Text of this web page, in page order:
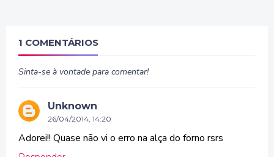
1 COMENTÁRIOS
Sinta-se à vontade para comentar!
Unknown
26/04/2014, 14:20
Adorei!! Quase não vi o erro na alça do forno rsrs